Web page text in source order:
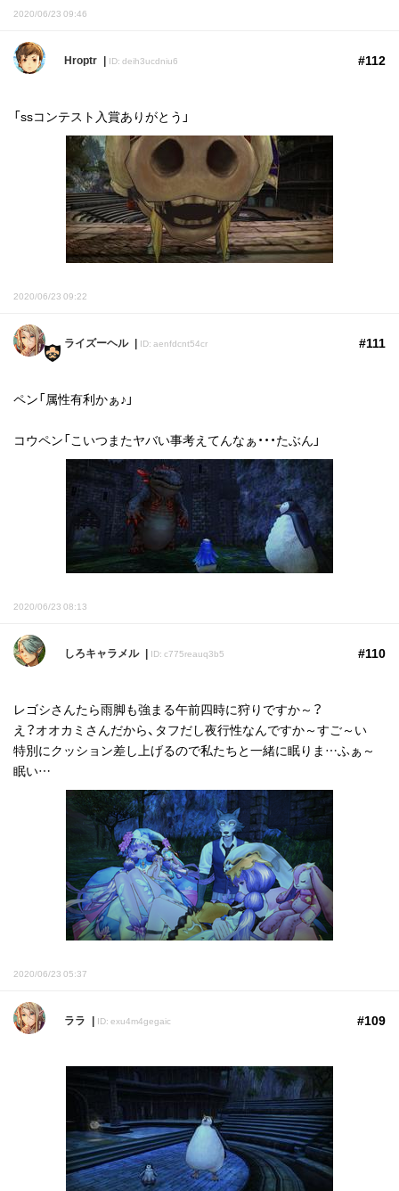
2020/06/23 09:46
Hroptr ID: deih3ucdniu6 #112
「ssコンテスト入賞ありがとう」
2020/06/23 09:22
ライズーヘル ID: aenfdcnt54cr #111
ペン「属性有利かぁ♪」
コウペン「こいつまたヤバい事考えてんなぁ・・・たぶん」
2020/06/23 08:13
しろキャラメル ID: c775reauq3b5 #110
レゴシさんたら雨脚も強まる午前四時に狩りですか～？
え？オオカミさんだから、タフだし夜行性なんですか～すご～い
特別にクッション差し上げるので私たちと一緒に眠りま…ふぁ～
眠い…
2020/06/23 05:37
ララ ID: exu4m4gegaic #109